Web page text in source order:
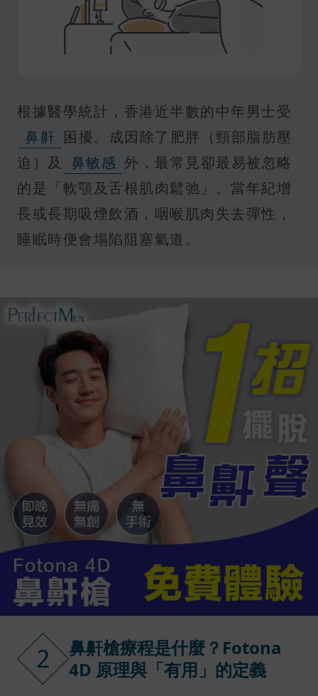
根據醫學統計，香港近半數的中年男士受
鼻鼾 困擾。成因除了肥胖（頸部脂肪壓
迫）及
鼻敏感 外，最常見卻最易被忽略
的是「軟顎及舌根肌肉鬆弛」。當年紀增
長或長期吸煙飲酒，咽喉肌肉失去彈性，
睡眠時便會塌陷阻塞氣道。
2
鼻鼾槍療程是什麼？Fotona
4D 原理與「有用」的定義